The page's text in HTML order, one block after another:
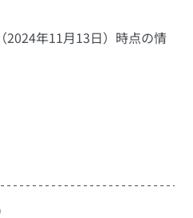
年11月13日）時点の情